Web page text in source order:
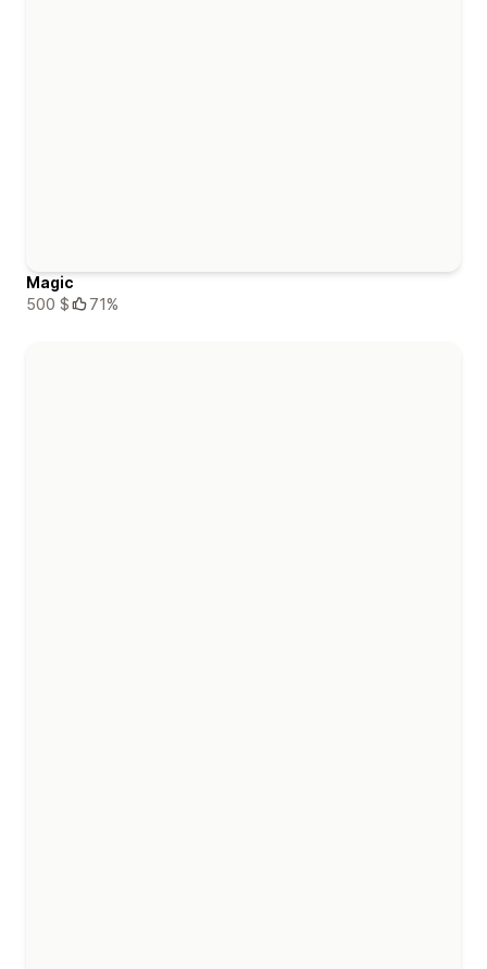
Magic
500 $
71%